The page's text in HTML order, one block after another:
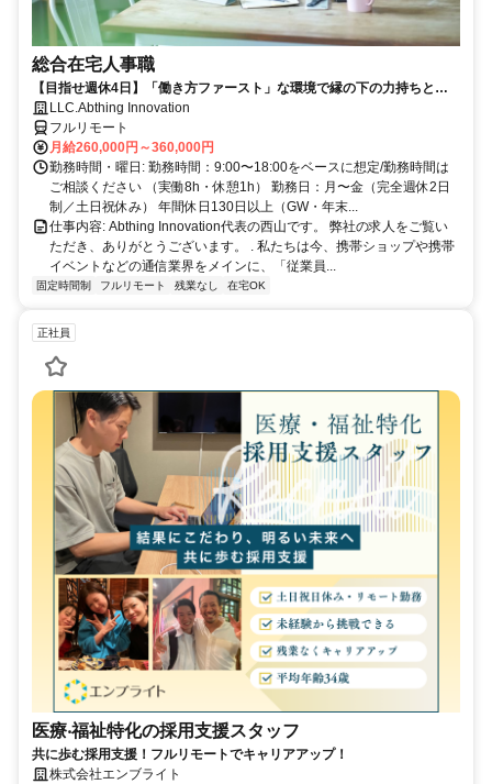
総合在宅人事職
【目指せ週休4日】「働き方ファースト」な環境で縁の下の力持ちとし
て活躍する人事ポジション｜20代30代活躍中
LLC.Abthing Innovation
フルリモート
月給260,000円～360,000円
勤務時間・曜日: 勤務時間：9:00〜18:00をベースに想定/勤務時間は
ご相談ください （実働8h・休憩1h） 勤務日：月〜金（完全週休2日
制／土日祝休み） 年間休日130日以上（GW・年末...
仕事内容: Abthing Innovation代表の西山です。 弊社の求人をご覧い
ただき、ありがとうございます。 . 私たちは今、携帯ショップや携帯
イベントなどの通信業界をメインに、「従業員...
固定時間制 フルリモート 残業なし 在宅OK
正社員
医療‧福祉特化の採用支援スタッフ
共に歩む採用支援！フルリモートでキャリアアップ！
株式会社エンブライト